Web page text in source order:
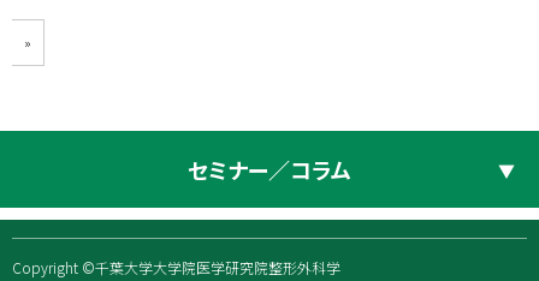
»
セミナー／コラム
Copyright ©千葉大学大学院医学研究院整形外科学